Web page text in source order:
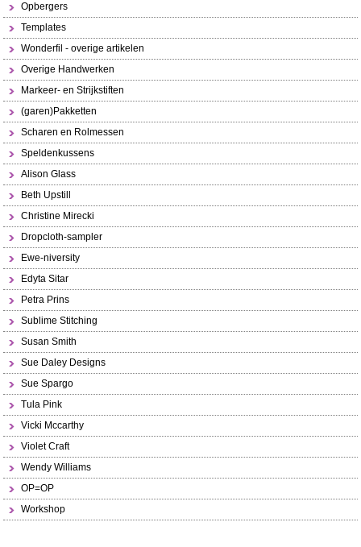
Opbergers
Templates
Wonderfil - overige artikelen
Overige Handwerken
Markeer- en Strijkstiften
(garen)Pakketten
Scharen en Rolmessen
Speldenkussens
Alison Glass
Beth Upstill
Christine Mirecki
Dropcloth-sampler
Ewe-niversity
Edyta Sitar
Petra Prins
Sublime Stitching
Susan Smith
Sue Daley Designs
Sue Spargo
Tula Pink
Vicki Mccarthy
Violet Craft
Wendy Williams
OP=OP
Workshop